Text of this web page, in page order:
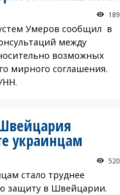
189
Умеров сообщил в
между
возможных
мирного соглашения.
украинцам
520
стало труднее
защиту в Швейцарии.